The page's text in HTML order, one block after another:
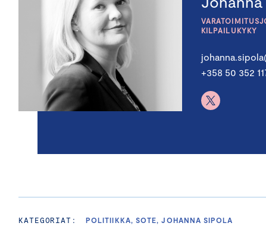
KILPAILUKYKY
+358 50 352
KATEGORIAT: POLITIIKKA, SOTE, JOHANNA SIPOLA